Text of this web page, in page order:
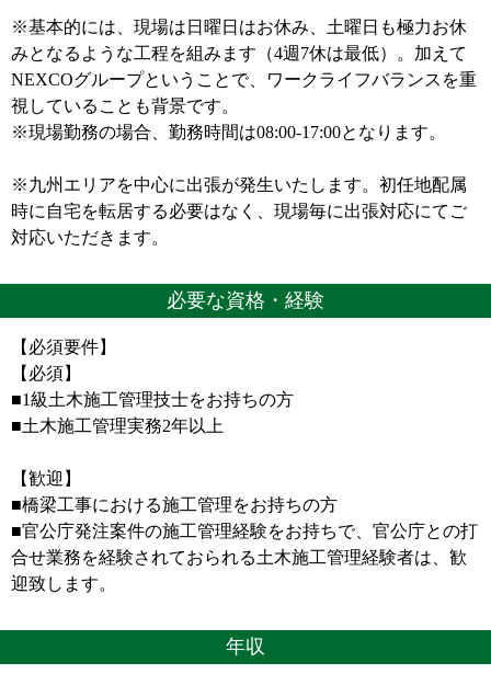
※基本的には、現場は日曜日はお休み、土曜日も極力お休
みとなるような工程を組みます（4週7休は最低）。加えて
NEXCOグループということで、ワークライフバランスを重
視していることも背景です。
※現場勤務の場合、勤務時間は08:00-17:00となります。
※九州エリアを中心に出張が発生いたします。初任地配属
時に自宅を転居する必要はなく、現場毎に出張対応にてご
対応いただきます。
必要な資格・経験
【必須要件】
【必須】
■1級土木施工管理技士をお持ちの方
■土木施工管理実務2年以上
【歓迎】
■橋梁工事における施工管理をお持ちの方
■官公庁発注案件の施工管理経験をお持ちで、官公庁との打
合せ業務を経験されておられる土木施工管理経験者は、歓
迎致します。
年収